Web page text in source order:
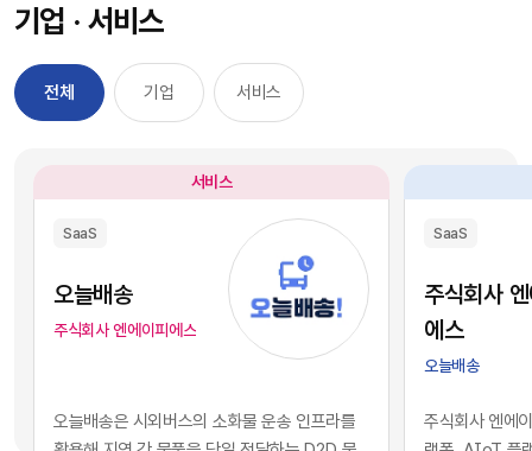
업의 업무 처리 속도를 비약적으로 단축시켰고, 디
지털 전환을 달성하는 가장 확실한 방법론으로 자
리 잡았습니다.그러나 IT 인프라의 규모가 팽창하
면서 엔터프라이즈 환경에는 심각한 구조적 역설
높이기 위해 도입한 수많은 소프트웨어들이 오히
려 전사적인 데이터의 흐름을 원천적으로 단절시
키는 부작용, 즉 'SaaS 파편화' 현상을 초래한 것
입니다. 각 부서가 자신의 목적에만 부합하는 솔루
션을 파편적으로 채택하고 운용함에 따라, 기업의
핵심 자산인 데이터는 서로 호환되지 않는 수백 개
의 개별 애플리케이션 서버 안에 고립되는 결과를
니다. 특정 부서 단위의 기능적 최적화나 개별 앱의
습니다. 이는
리 기업과 완벽
리즘과 추론
된 기술력과 개
현재의 AI 지
하게 거래되고
게 되었습니다.
다. 경쟁사가
기업 · 서비스
전체 기업 서비스
서비스
SaaS
오늘배송
주식회사 엔에이피에스
오늘배송은 시외버스의 소화물 운송 인프라를
SaaS
주식회사
에스
오늘배송
주식회사 엔에